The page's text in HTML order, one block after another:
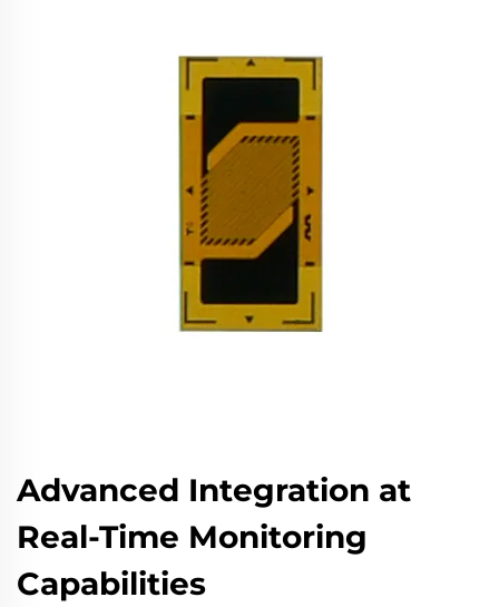
Advanced Integration at
Real-Time Monitoring
Capabilities